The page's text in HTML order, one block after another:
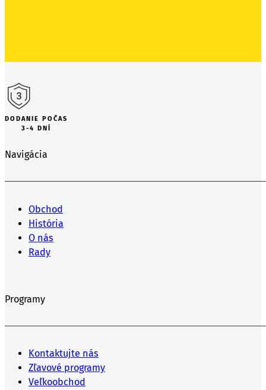
DODANIE POČAS
3-4 DNÍ
Navigácia
Obchod
História
O nás
Rady
Programy
Kontaktujte nás
Zľavové programy
Veľkoobchod